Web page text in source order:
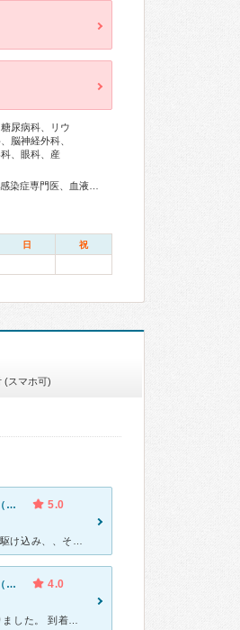
尿病科、リウ
脳神経外科、
、眼科、産
日 祝
(スマホ可)
小児科・ひきつけ・けいれん（子供） 5.0
小児科・熱性けいれん・発熱（子供）・ひきつけ・けいれん（子供） 4.0